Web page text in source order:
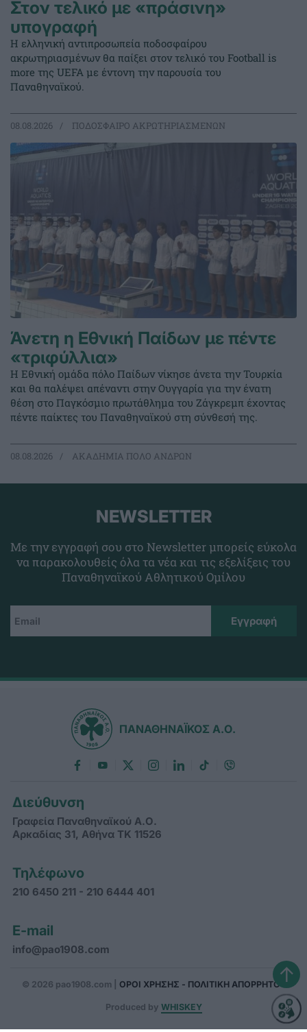
Στον τελικό με «πράσινη»
υπογραφή
Η ελληνική αντιπροσωπεία ποδοσφαίρου
ακρωτηριασμένων θα παίξει στον τελικό του Football is
more της UEFA με έντονη την παρουσία του
Παναθηναϊκού.
08.08.2026 ΠΟΔΟΣΦΑΙΡΟ ΑΚΡΩΤΗΡΙΑΣΜΕΝΩΝ
Άνετη η Εθνική Παίδων με πέντε
«τριφύλλια»
Η Εθνική ομάδα πόλο Παίδων νίκησε άνετα την Τουρκία
και θα παλέψει απέναντι στην Ουγγαρία για την ένατη
θέση στο Παγκόσμιο πρωτάθλημα του Ζάγκρεμπ έχοντας
πέντε παίκτες του Παναθηναϊκού στη σύνθεσή της.
08.08.2026 ΑΚΑΔΗΜΙΑ ΠΟΛΟ ΑΝΔΡΩΝ
NEWSLETTER
Με την εγγραφή σου στο Newsletter μπορείς εύκολα
να παρακολουθείς όλα τα νέα και τις εξελίξεις του
Παναθηναϊκού Αθλητικού Ομίλου
ΠΑΝΑΘΗΝΑΪΚΟΣ Α.Ο.
Διεύθυνση
Γραφεία Παναθηναϊκού Α.Ο.
Αρκαδίας 31, Αθήνα ΤΚ 11526
Τηλέφωνο
210 6450 211 - 210 6444 401
E-mail
info@pao1908.com
© 2026 pao1908.com | ΟΡΟΙ ΧΡΗΣΗΣ - ΠΟΛΙΤΙΚΗ ΑΠΟΡΡΗΤΟΥ
Produced by WHISKEY
↑